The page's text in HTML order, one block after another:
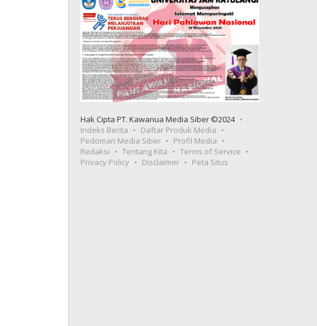
Hak Cipta PT. Kawanua Media Siber ©2024
Indeks Berita
Daftar Produk Media
Pedoman Media Siber
Profil Media
Redaksi
Tentang Kita
Terms of Service
Privacy Policy
Disclaimer Peta Situs